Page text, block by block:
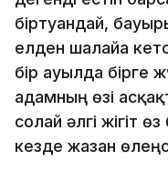
біртуғандай,
елден шалғайға
бір ауылда бірге
адамның өзі
солай әлгі жігіт
кезде жазған